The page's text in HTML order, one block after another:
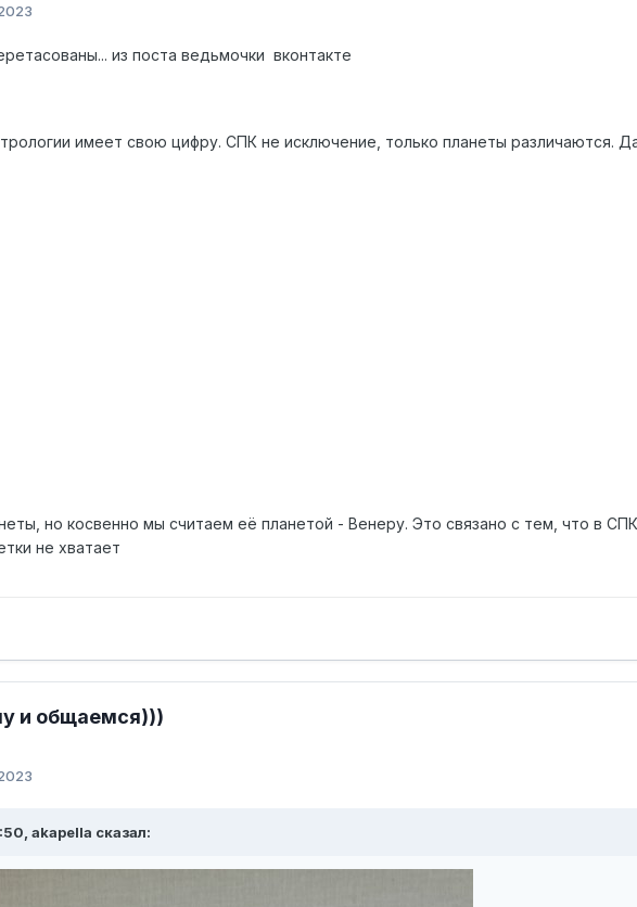
из поста ведьмочки вконтакте
имеет свою цифру. СПК не исключение, только планеты различаются.
но косвенно мы считаем её планетой - Венеру. Это связано с тем, что в СПК-
не хватает
и общаемся)))
akapella сказал: